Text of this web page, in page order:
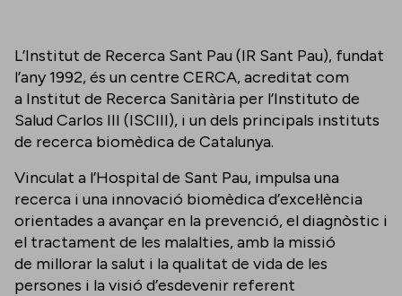
L’Institut de Recerca Sant Pau (IR Sant Pau), fundat
l’any 1992, és un centre CERCA, acreditat com
a Institut de Recerca Sanitària per l’Instituto de
Salud Carlos III (ISCIII), i un dels principals instituts
de recerca biomèdica de Catalunya.
Vinculat a l’Hospital de Sant Pau, impulsa una
recerca i una innovació biomèdica d’excel·lència
orientades a avançar en la prevenció, el diagnòstic i
el tractament de les malalties, amb la missió
de millorar la salut i la qualitat de vida de les
persones i la visió d’esdevenir referent